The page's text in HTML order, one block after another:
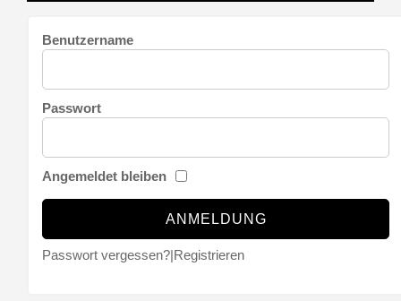
Benutzername
Passwort
Angemeldet bleiben
Passwort vergessen?|Registrieren